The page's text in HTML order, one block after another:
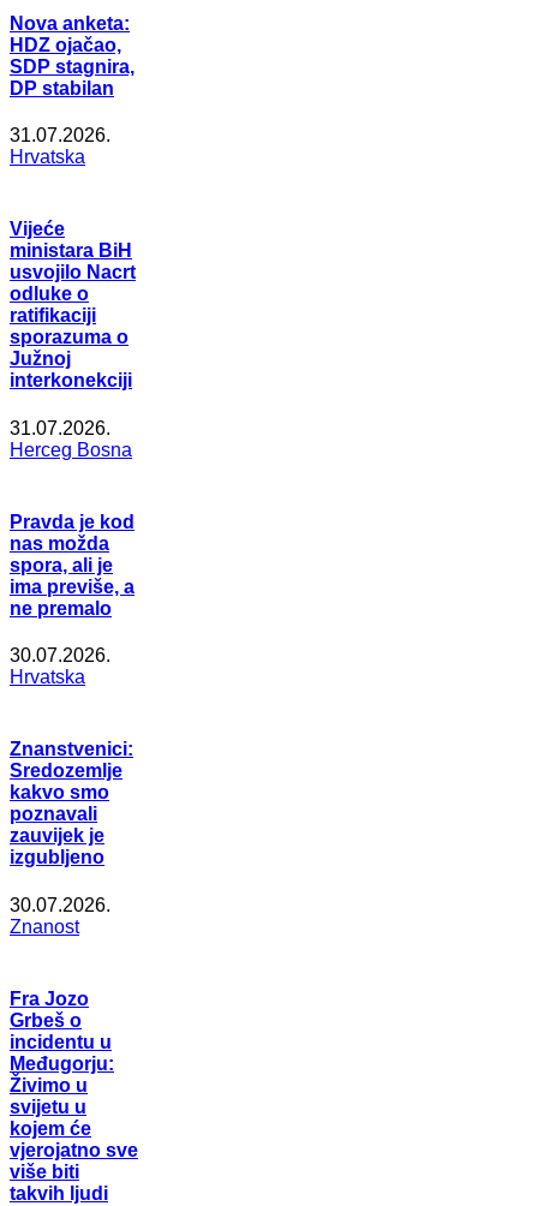
Nova anketa:
HDZ ojačao,
SDP stagnira,
DP stabilan
31.07.2026.
Hrvatska
Vijeće
ministara BiH
usvojilo Nacrt
odluke o
ratifikaciji
sporazuma o
Južnoj
interkonekciji
31.07.2026.
Herceg Bosna
Pravda je kod
nas možda
spora, ali je
ima previše, a
ne premalo
30.07.2026.
Hrvatska
Znanstvenici:
Sredozemlje
kakvo smo
poznavali
zauvijek je
izgubljeno
30.07.2026.
Znanost
Fra Jozo
Grbeš o
incidentu u
Međugorju:
Živimo u
svijetu u
kojem će
vjerojatno sve
više biti
takvih ljudi